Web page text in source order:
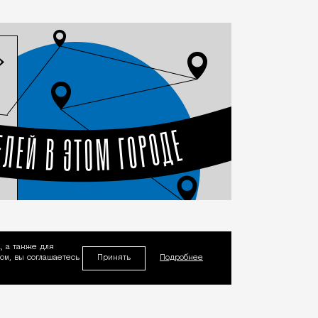
а также для
вы соглашаетесь
Принять Подробнее